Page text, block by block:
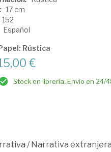
17 cm
152
Español
Rústica
€
Stock en librería. Envío en 24/
/ Narrativa extranjera